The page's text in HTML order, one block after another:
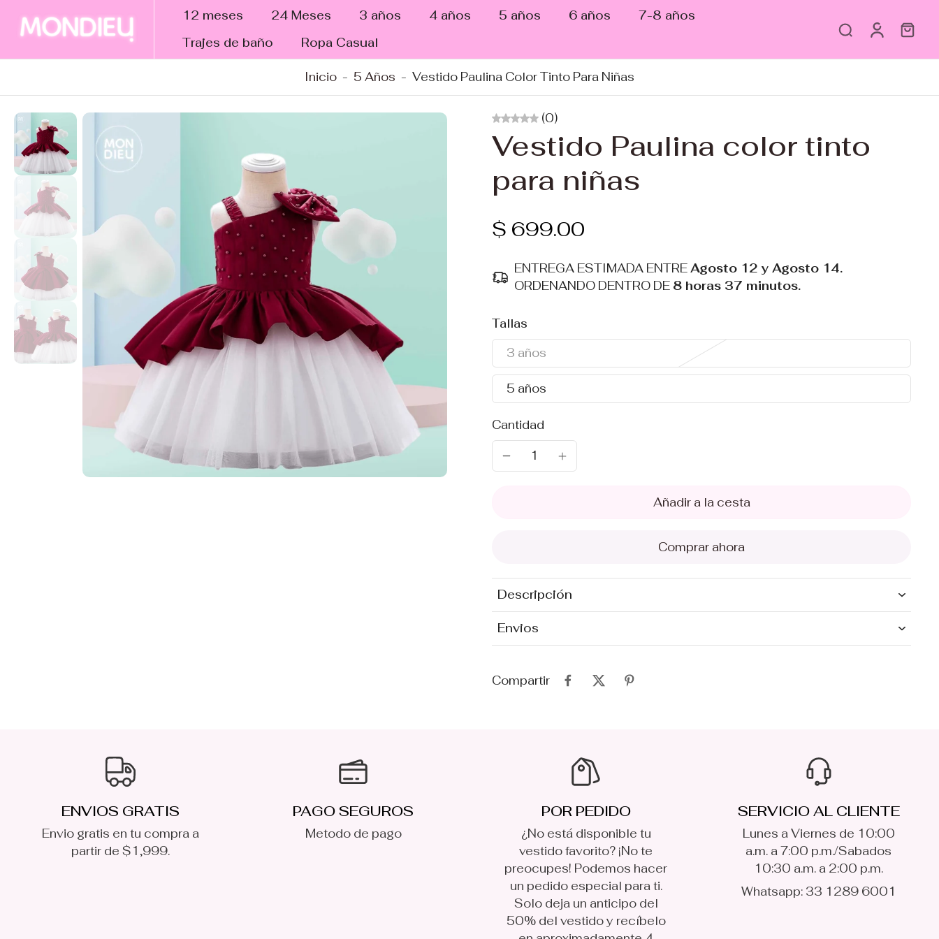
12 meses 24 Meses 3 años 4 años 5 años 6 años
7-8 años
Trajes de baño
Ropa Casual
Inicio - 5 Años - Vestido Paulina Color Tinto Para Niñas
a
(0)
Vestido Paulina color tinto
para niñas
$ 699.00
ENTREGA ESTIMADA ENTREAgosto 12 y Agosto 14.
ORDENANDO DENTRO DE 8 horas 37 minutos.
Tallas
3 años
5 años
Cantidad
Añadir a la cesta
Comprar ahora
Descripción
Envios
Compartir
ENVIOS GRATIS
Envio gratis en tu compra a
partir de $1,999.
PAGO SEGUROS
Metodo de pago
POR PEDIDO
¿No está disponible tu
vestido favorito? ¡No te
preocupes! Podemos hacer
un pedido especial para ti.
Solo deja un anticipo del
50% del vestido y recíbelo
SERVICIO AL CLIENTE
Lunes a Viernes de 10:00
a.m. a 7:00 p.m./Sabados
10:30 a.m. a 2:00 p.m.
Whatsapp: 33 1289 6001